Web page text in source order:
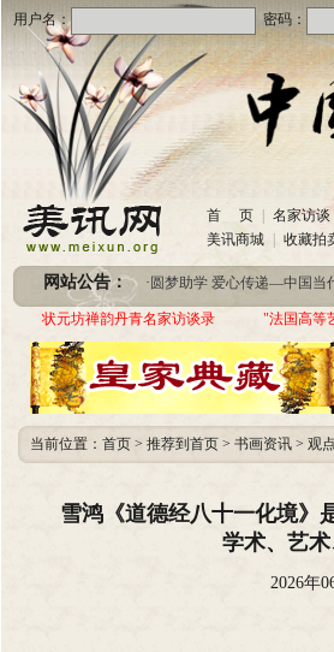
用户名： 密码：
首 页
名家访谈
美讯商城
收藏拍
网站公告：
·美讯网诚招合作伙伴(2020-
· 中国书画收藏频道服务咨询
圆梦助学 爱心传递—中国当代实力派书
· 美讯网诚招合作伙伴(2020-
·中国书画收藏频道服务咨询
· 圆梦助学 爱心传递—中国当代实力派书
状元坊禅韵丹青名家访谈录 "法国高等
当前位置： 首页 > 推荐到首页 > 书画资讯 > 观
雪鸿《道德经八十一化境》
学术、艺
2026年